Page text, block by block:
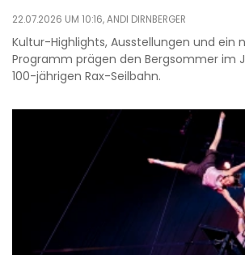
22.07.2026 UM 10:16,ANDI DIRNBERGER
Kultur-Highlights, Ausstellungen und ein
Programm prägen den Bergsommer im
100-jährigen Rax-Seilbahn.